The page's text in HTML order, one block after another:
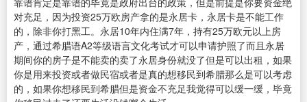
对充足，因为投资25万欧房产拿的是永居卡，永居卡是不能工作
的，除非你打黑工。永居10年内住满7年，持有25万欧元以上房
产，通过希腊语A2等级语言文化考试才可以申请护照了而且永居
期间你的房子是不能卖的卖了永居身份就没了但是可以出租，如果
你是用来投资或者做民宿或者是真的想移民到希腊那么是可以考虑
的，如果你想移民到希腊但是资金不充足我觉得可以缓一缓，毕竟